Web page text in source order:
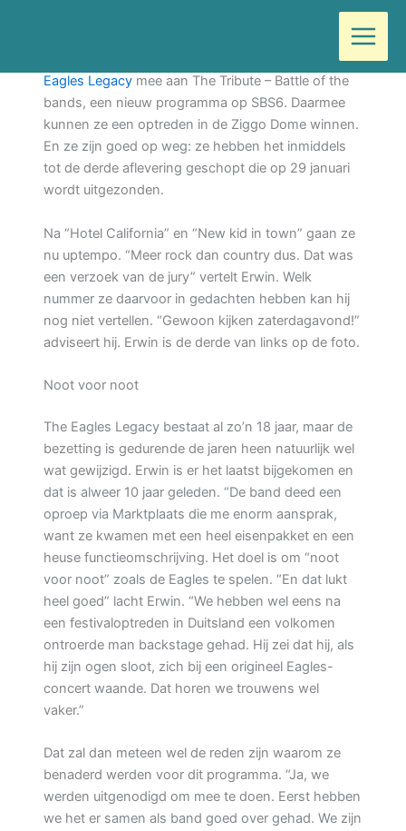
inhoud
The
Eagles Legacy mee aan The Tribute – Battle of the
bands, een nieuw programma op SBS6. Daarmee
kunnen ze een optreden in de Ziggo Dome winnen.
En ze zijn goed op weg: ze hebben het inmiddels
tot de derde aflevering geschopt die op 29 januari
wordt uitgezonden.
Na “Hotel California” en “New kid in town” gaan ze
nu uptempo. “Meer rock dan country dus. Dat was
een verzoek van de jury” vertelt Erwin. Welk
nummer ze daarvoor in gedachten hebben kan hij
nog niet vertellen. “Gewoon kijken zaterdagavond!”
adviseert hij. Erwin is de derde van links op de foto.
Noot voor noot
The Eagles Legacy bestaat al zo’n 18 jaar, maar de
bezetting is gedurende de jaren heen natuurlijk wel
wat gewijzigd. Erwin is er het laatst bijgekomen en
dat is alweer 10 jaar geleden. “De band deed een
oproep via Marktplaats die me enorm aansprak,
want ze kwamen met een heel eisenpakket en een
heuse functieomschrijving. Het doel is om “noot
voor noot” zoals de Eagles te spelen. “En dat lukt
heel goed” lacht Erwin. “We hebben wel eens na
een festivaloptreden in Duitsland een volkomen
ontroerde man backstage gehad. Hij zei dat hij, als
hij zijn ogen sloot, zich bij een origineel Eagles-
concert waande. Dat horen we trouwens wel
vaker.”
Dat zal dan meteen wel de reden zijn waarom ze
benaderd werden voor dit programma. “Ja, we
werden uitgenodigd om mee te doen. Eerst hebben
we het er samen als band goed over gehad. We zijn